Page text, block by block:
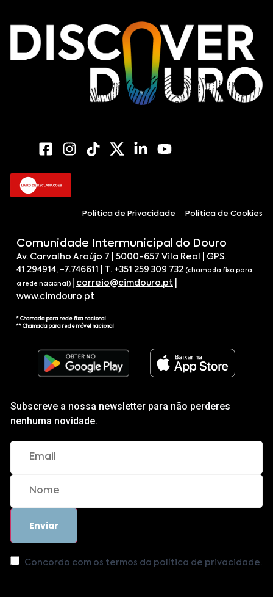
Política de Privacidade Política de Cookies
Comunidade Intermunicipal do Douro
Av. Carvalho Araújo 7 | 5000-657 Vila Real | GPS.
41.294914, -7.746611 | T. +351 259 309 732 (chamada fixa para
a rede nacional) correio@cimdouro.pt
www.cimdouro.pt
* Chamada para rede fixa nacional
** Chamada para rede móvel nacional
Subscreve a nossa newsletter para não perderes
nenhuma novidade.
Concordo com os termos da política de privacidade.